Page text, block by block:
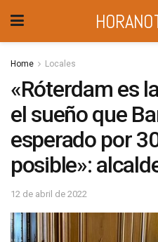
Home Locales
«Róterdam es
el sueño que
esperado por
posible»:
12 de abril de 2022